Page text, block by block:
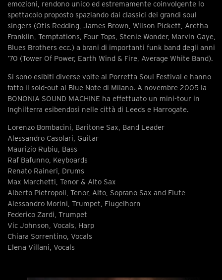
emozioni, rendono unico ed estremamente coinvolgente lo
spettacolo proposto spaziando dai classici dei grandi soul
singers (Otis Redding, James Brown, Wilson Pickett, Aretha
Franklin, Temptations, Four Tops, Stenie Wonder, Marvin Gaye,
Blues Brothers ecc.) a brani di importanti funk band degli anni
’70 (Tower Of Power, Earth Wind & Fire, Average White Band).
Si sono esibiti diverse volte al Porretta Soul Festival e hanno
fatto il sold-out al Blue Note di Milano. A novembre 2005 la
BONONIA SOUND MACHINE ha effettuato un mini-tour in
Inghilterra esibendosi nelle città di Leeds e Harrogate.
Lorenzo Bombacini, Baritone Sax, Band Leader
Alessandro Casolari, Guitar
Maurizio Rubiu, Bass
Raf Bafunno, Keyboards
Renato Raineri, Drums
Max Marchetti, Tenor & Alto Sax
Alberto Pietropoli, Tenor, Alto, Soprano Sax and Flute
Alessandro Morini, Trumpet, Flugelhorn
Federico Zardi, Trumpet
Vic Johnson, Vocals, Harp
Chiara Sorrentino, Vocals
Elena Villani, Vocals